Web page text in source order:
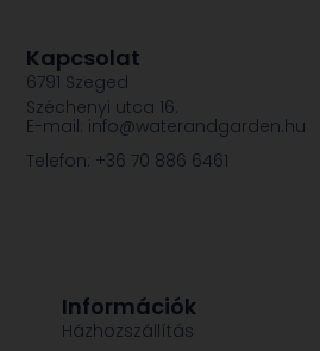
Információk
Házhozszállítás
Kapcsolat
6791 Szeged
Széchenyi utca 16.
E-mail: info@waterandgarden.hu
Telefon: +36 70 886 6461